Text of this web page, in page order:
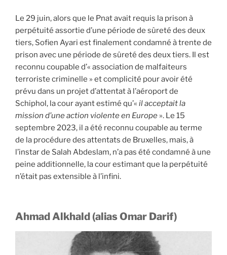
Le 29 juin, alors que le Pnat avait requis la prison à
perpétuité assortie d’une période de sûreté des deux
tiers, Sofien Ayari est finalement condamné à trente de
prison avec une période de sûreté des deux tiers. Il est
reconnu coupable d’« association de malfaiteurs
terroriste criminelle » et complicité pour avoir été
prévu dans un projet d’attentat à l’aéroport de
Schiphol, la cour ayant estimé qu’« il acceptait la
mission d’une action violente en Europe ». Le 15
septembre 2023, il a été reconnu coupable au terme
de la procédure des attentats de Bruxelles, mais, à
l’instar de Salah Abdeslam, n’a pas été condamné à une
peine additionnelle, la cour estimant que la perpétuité
n’était pas extensible à l’infini.
Ahmad Alkhald (alias Omar Darif)